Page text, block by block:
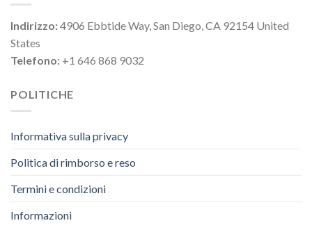
Indirizzo:4906 Ebbtide Way, San Diego, CA 92154 United
States
Telefono: +1 646 868 9032
POLITICHE
Informativa sulla privacy
Politica di rimborso e reso
Termini e condizioni
Informazioni